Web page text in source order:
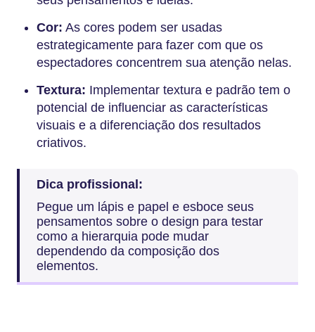
Cor: As cores podem ser usadas
estrategicamente para fazer com que os
espectadores concentrem sua atenção nelas.
Textura: Implementar textura e padrão tem o
potencial de influenciar as características
visuais e a diferenciação dos resultados
criativos.
Dica profissional:
Pegue um lápis e papel e esboce seus
pensamentos sobre o design para testar
como a hierarquia pode mudar
dependendo da composição dos
elementos.